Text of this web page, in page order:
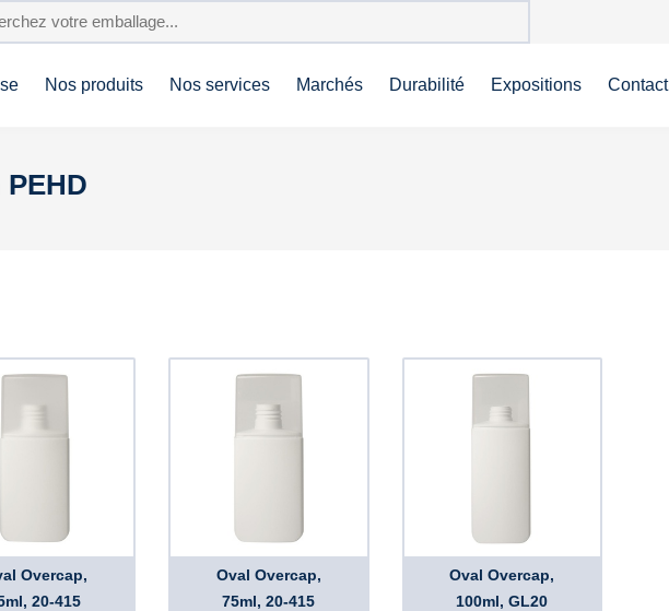
Nos produits Nos services Marchés Durabilité Expositions Contact
Overcap,
20-415
Oval Overcap,
75ml, 20-415
Oval Overcap,
100ml, GL20